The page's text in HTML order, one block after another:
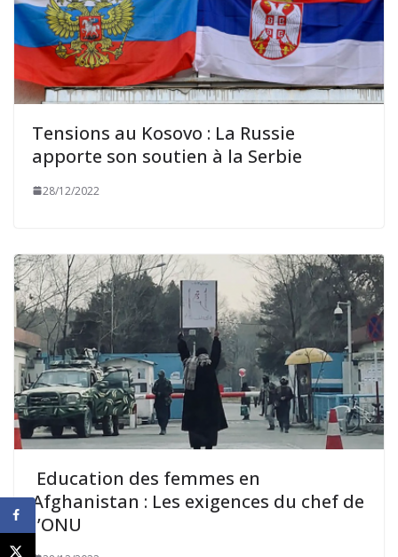
Tensions au Kosovo : La Russie
apporte son soutien à la Serbie
28/12/2022
Education des femmes en
Afghanistan : Les exigences du chef de
l’ONU